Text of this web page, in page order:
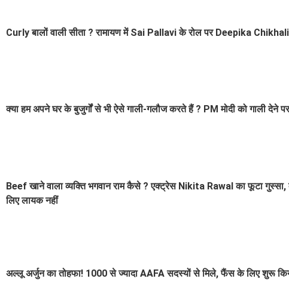
Curly बालों वाली सीता ? रामायण में Sai Pallavi के रोल पर Deepika
क्या हम अपने घर के बुजुर्गों से भी ऐसे गाली-गलौज करते हैं ? PM मोदी को गाली
Beef खाने वाला व्यक्ति भगवान राम कैसे ? एक्ट्रेस Nikita Rawal का फूटा
लिए लायक नहीं
अल्लू अर्जुन का तोहफा! 1000 से ज्यादा AAFA सदस्यों से मिले, फैंस के लिए शुरू